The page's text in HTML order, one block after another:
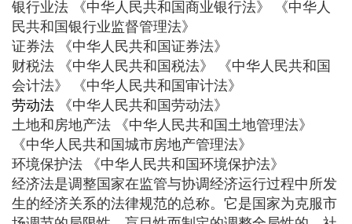
银行业法 《中华人民共和国商业银行法》 《中华人
民共和国银行业监督管理法》
证券法 《中华人民共和国证券法》
财税法 《中华人民共和国税法》 《中华人民共和国
会计法》 《中华人民共和国审计法》
劳动法 《中华人民共和国劳动法》
土地和房地产法 《中华人民共和国土地管理法》
《中华人民共和国城市房地产管理法》
环境保护法 《中华人民共和国环境保护法》
经济法是调整国家在监管与协调经济运行过程中所发
生的经济关系的法律规范的总称。它是国家为克服市